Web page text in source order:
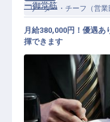
リーダー・チーフ（営業
ー御堂筋
月給380,000円！優遇あ
揮できます